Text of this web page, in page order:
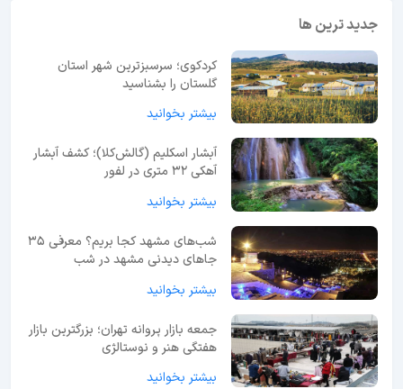
جدید ترین ها
کردکوی؛ سرسبزترین شهر استان
گلستان را بشناسید
بیشتر بخوانید
آبشار اسکلیم (گالش‌کلا)؛ کشف آبشار
آهکی ۳۲ متری در لفور
بیشتر بخوانید
شب‌های مشهد کجا بریم؟ معرفی 35
جاهای دیدنی مشهد در شب
بیشتر بخوانید
جمعه بازار پروانه تهران؛ بزرگترین بازار
هفتگی هنر و نوستالژی
بیشتر بخوانید